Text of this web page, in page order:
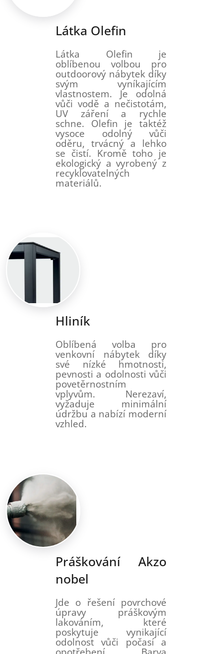
Látka Olefin
Látka Olefin je
oblíbenou volbou pro
outdoorový nábytek díky
svým vyníkajícím
vlastnostem. Je odolná
vůči vodě a nečistotám,
UV záření a rychle
schne. Olefin je taktéž
vysoce odolný vůči
oděru, trvácný a lehko
se čistí. Kromě toho je
ekologický a vyrobený z
recyklovatelných
materiálů.
Hliník
Oblíbená volba pro
venkovní nábytek díky
své nízké hmotnosti,
pevnosti a odolnosti vůči
povetěrnostním
vplyvům. Nerezaví,
vyžaduje minimální
údržbu a nabízí moderní
vzhled.
Práškování Akzo
nobel
Jde o řešení povrchové
úpravy práškovým
lakováním, které
poskytuje vynikající
odolnost vůči počasí a